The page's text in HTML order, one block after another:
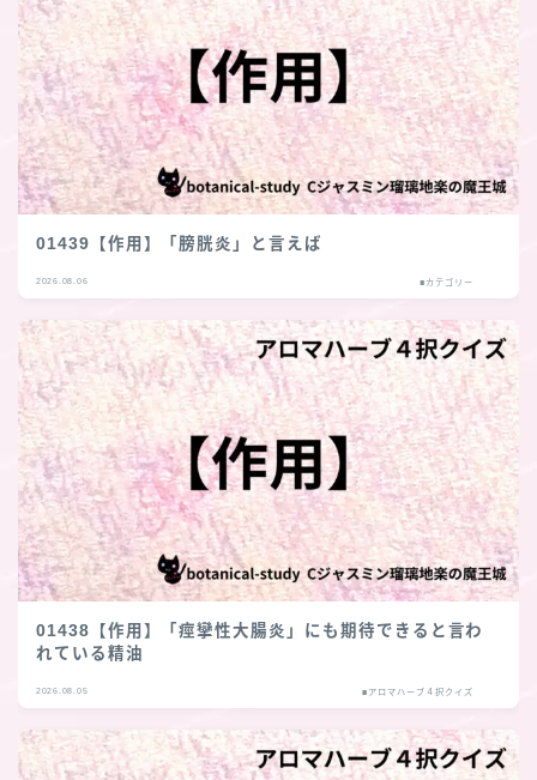
01439【作用】「膀胱炎」と言えば
2026.08.06 ■カテゴリー
01438【作用】「痙攣性大腸炎」にも期待できると言わ
れている精油
2026.08.05 ■アロマハーブ４択クイズ